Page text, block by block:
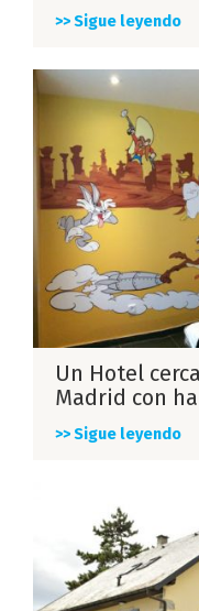
>> Sigue leyendo
Un Hotel
Madrid con
>> Sigue leyendo